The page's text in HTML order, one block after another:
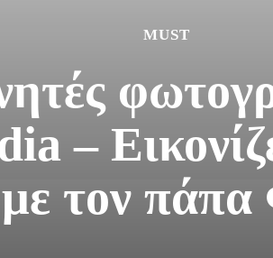
MUST
–
με τον